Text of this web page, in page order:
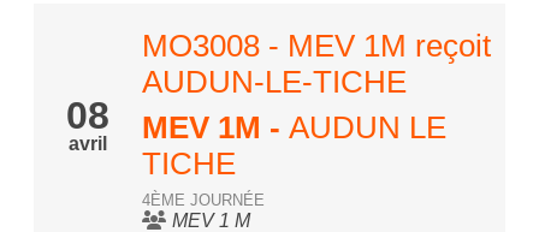
08
avril
MO3008 - MEV 1M reçoit
AUDUN-LE-TICHE
MEV 1M - AUDUN LE
TICHE
4ÈME JOURNÉE
MEV 1 M